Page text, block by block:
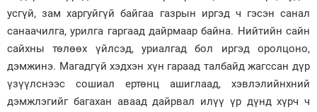
усгүй, зам харгуйгүй байгаа газрын иргэд ч гэсэн санал
санаачилга, урилга гаргаад дайрмаар байна. Нийтийн сайн
сайхны төлөөх үйлсэд, уриалгад бол иргэд оролцоно,
дэмжинэ. Магадгүй хэдхэн хүн гараад талбайд жагссан дүр
үзүүлснээс сошиал ертөнц ашиглаад, хэвлэлийнхний
дэмжлэгийг багахан аваад дайрвал илүү үр дүнд хүрч ч